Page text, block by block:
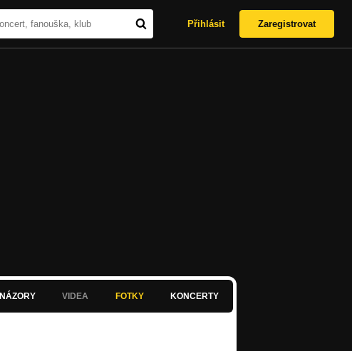
Přihlásit Zaregistrovat
NÁZORY VIDEA FOTKY KONCERTY